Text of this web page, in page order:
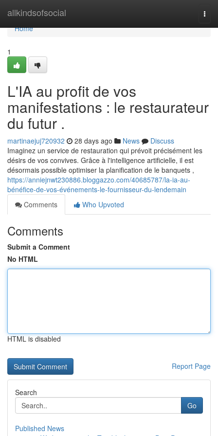
allkindsofsocial
Home
Home
1
L'IA au profit de vos
manifestations : le restaurateur
du futur .
martinaejuj720932 28 days ago News
Discuss
Imaginez un service de restauration qui prévoit précisément les
désirs de vos convives. Grâce à l'intelligence artificielle, il est
désormais possible optimiser la planification de le banquets ,
https://anniejnwt230886.bloggazzo.com/40685787/la-ia-au-
bénéfice-de-vos-événements-le-fournisseur-du-lendemain
Comments
Who Upvoted
Comments
Submit a Comment
No HTML
HTML is disabled
Report Page
Search
Go
Published News